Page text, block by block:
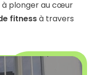
à plonger au cœur
fitnessà travers